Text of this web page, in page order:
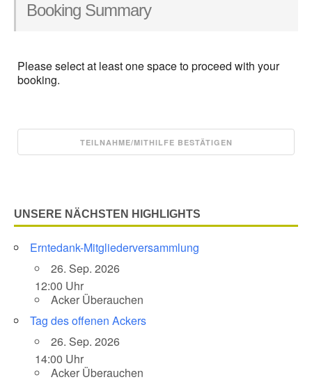
Booking Summary
Please select at least one space to proceed with your
booking.
UNSERE NÄCHSTEN HIGHLIGHTS
Erntedank-Mitgliederversammlung
26. Sep. 2026
12:00 Uhr
Acker Überauchen
Tag des offenen Ackers
26. Sep. 2026
14:00 Uhr
Acker Überauchen